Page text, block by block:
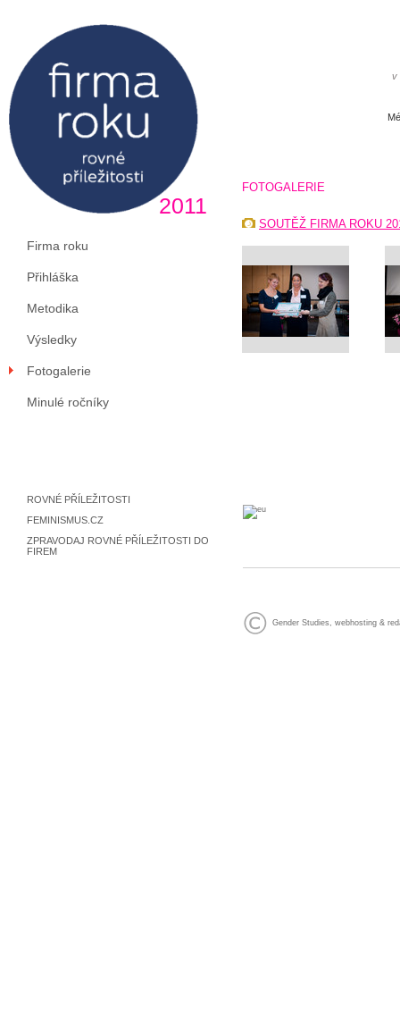
v
2011
Firma roku
Přihláška
Metodika
Výsledky
Fotogalerie
Minulé ročníky
FOTOGALERIE
SOUTĚŽ FIRMA ROKU
ROVNÉ PŘÍLEŽITOSTI
FEMINISMUS.CZ
ZPRAVODAJ ROVNÉ PŘÍLEŽITOSTI DO
FIREM
Gender Studies, webhosting &